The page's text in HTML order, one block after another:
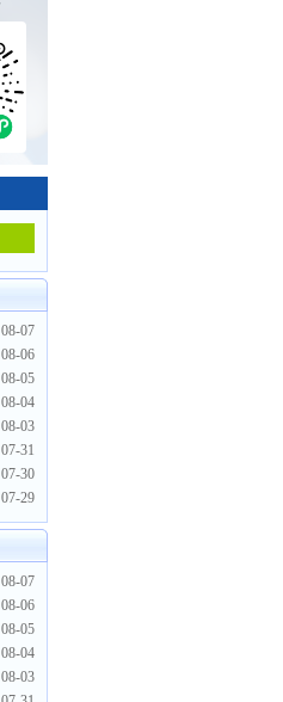
08-07
08-06
08-05
08-04
08-03
07-31
07-30
07-29
08-07
08-06
08-05
08-04
08-03